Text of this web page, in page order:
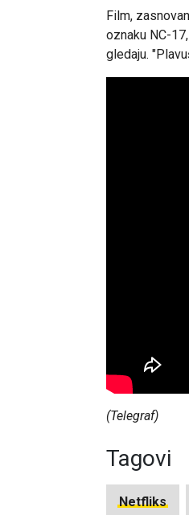
Film,
oznaku NC-
gledaju.
(Telegraf)
Tagovi
Netfliks